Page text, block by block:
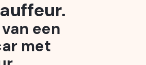
een
met